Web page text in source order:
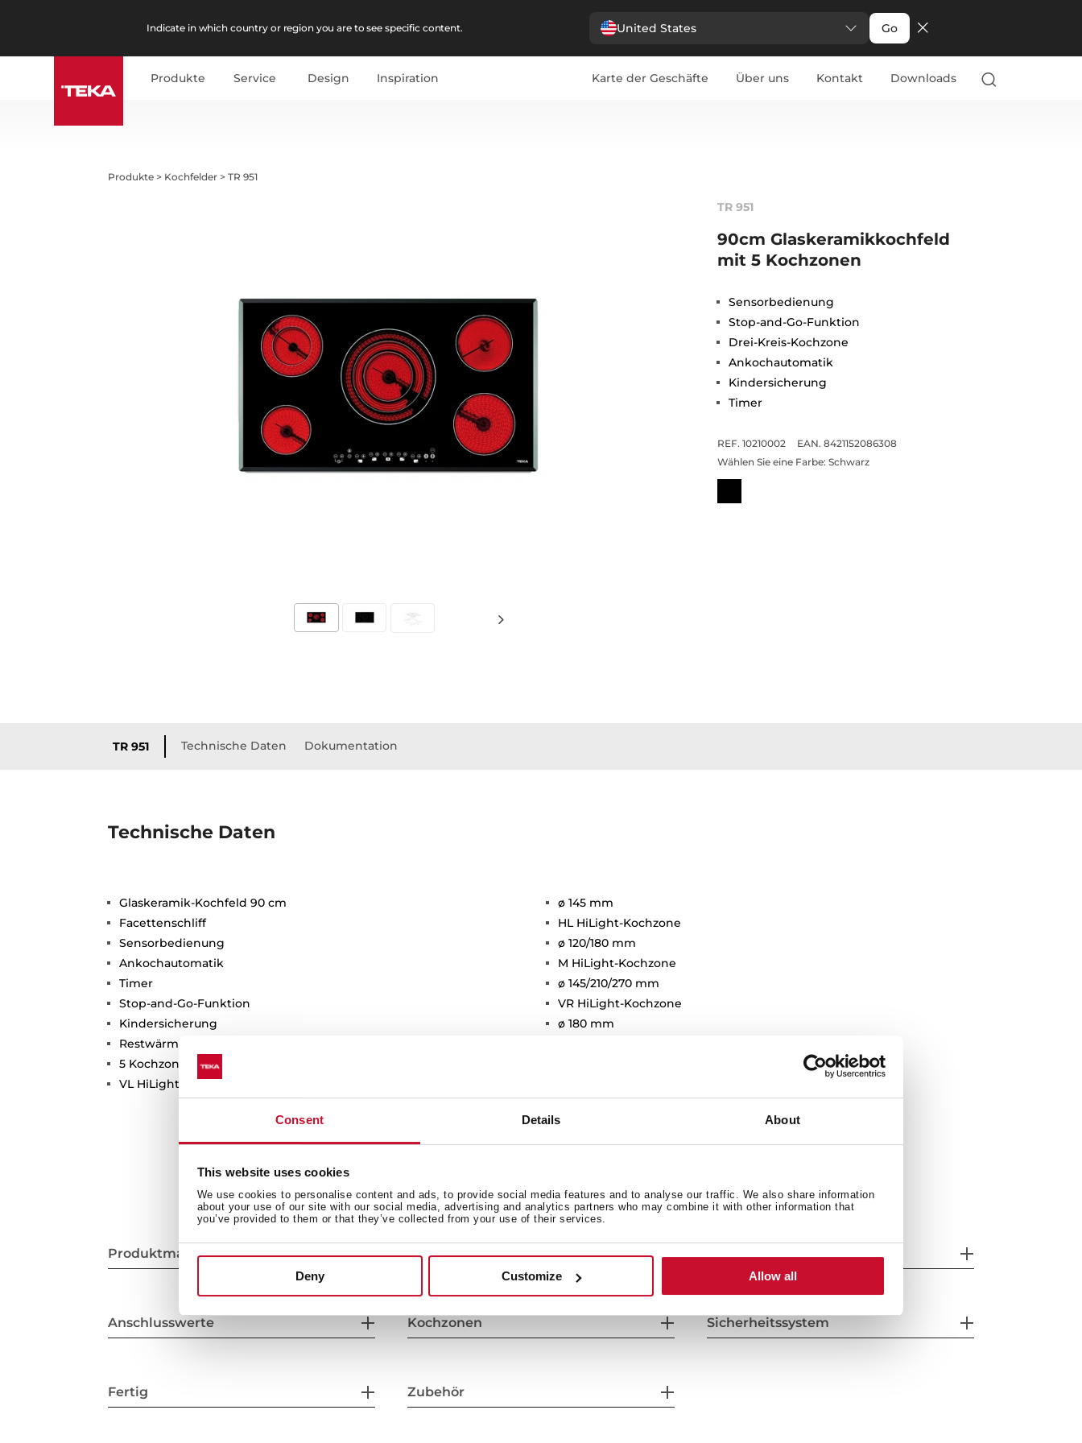
Consent Details About
This website uses cookies
We use cookies to personalise content and ads, to provide social media features and to analyse our traffic. We also share information
about your use of our site with our social media, advertising and analytics partners who may combine it with other information that
you’ve provided to them or that they’ve collected from your use of their services.
Deny Customize Allow all
Indicate in which country or region you are to see specific content. United States Go
Produkte Service Design Inspiration Karte der Geschäfte Über uns Kontakt Downloads
Produkte > Kochfelder >TR 951
TR 951
90cm Glaskeramikkochfeld
mit 5 Kochzonen
Sensorbedienung
Stop-and-Go-Funktion
Drei-Kreis-Kochzone
Ankochautomatik
Kindersicherung
Timer
REF. 10210002
EAN. 8421152086308
Wählen Sie eine Farbe: Schwarz
TR 951 Technische Daten Dokumentation
Technische Daten
Glaskeramik-Kochfeld 90 cm
Facettenschliff
Sensorbedienung
Ankochautomatik
Timer
Stop-and-Go-Funktion
Kindersicherung
Restwärmeanzeige
5 Kochzonen:
VL HiLight-Kochzone
ø 145 mm
HL HiLight-Kochzone
ø 120/180 mm
M HiLight-Kochzone
ø 145/210/270 mm
VR HiLight-Kochzone
ø 180 mm
Produktmaße Einbaumaße Besondere Merkmale
Anschlusswerte Kochzonen Sicherheitssystem
Fertig Zubehör